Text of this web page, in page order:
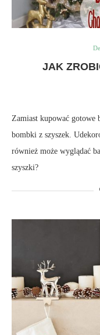
JAK
Zamiast kupować gotowe
bombki z szyszek.
również może wyglądać
szyszki?